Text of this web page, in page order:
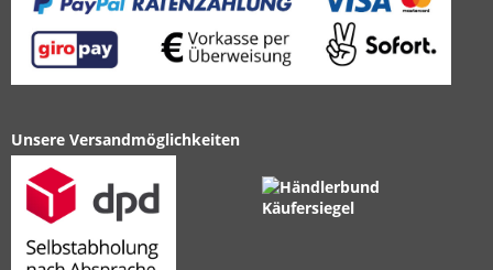
Unsere Versandmöglichkeiten